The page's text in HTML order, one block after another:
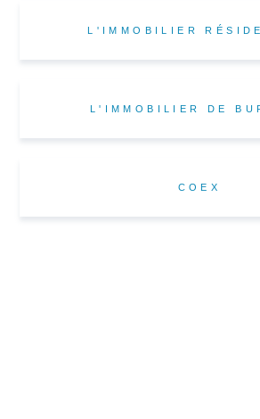
L'IMMOBILIER
L'IMMOBILIER DE
COEX